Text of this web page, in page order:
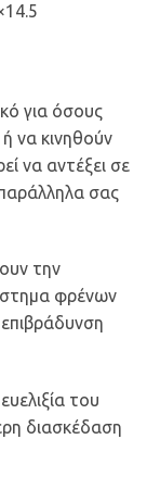
για όσους
να κινηθούν
να αντέξει σε
σας
την
φρένων
του
διασκέδαση